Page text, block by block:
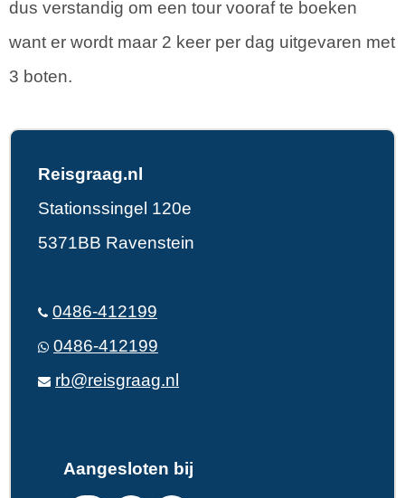
dus verstandig om een tour vooraf te boeken
want er wordt maar 2 keer per dag uitgevaren met
3 boten.
Reisgraag.nl
Stationssingel 120e
5371BB Ravenstein
0486-412199
0486-412199
rb@reisgraag.nl
Aangesloten bij